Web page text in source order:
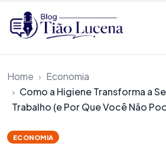
Home
Economia
Como a Higiene Transforma a
Trabalho (e Por Que Você Não
ECONOMIA